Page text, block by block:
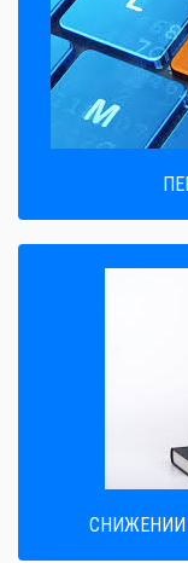
CНИЖЕНИИ